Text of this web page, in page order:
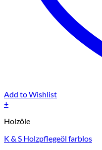
Add to Wishlist
+
Produkt
mehrere
Holzöle
K & S Holzpflegeöl farblos